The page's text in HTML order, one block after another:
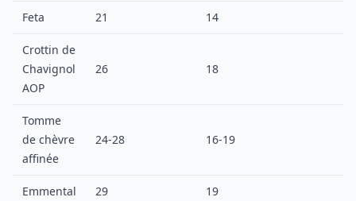
Feta 21 14
Crottin de
Chavignol
AOP
26 18
Tomme
de chèvre
affinée
24-28 16-19
Emmental 29 19